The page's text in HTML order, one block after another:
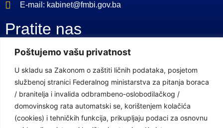
Poštujemo vašu privatnost
U skladu sa Zakonom o zaštiti ličnih podataka, posjetom
službenoj stranici Federalnog ministarstva za pitanja boraca
/ branitelja i invalida odbrambeno-oslobodilačkog /
domovinskog rata automatski se, korištenjem kolačića
(cookies) i tehničkih funkcija, prikupljaju podaci za osnovnu
E-mail: kabinet@fmbi.gov.ba
Pratite nas
Youtube Kanal
Linkovi